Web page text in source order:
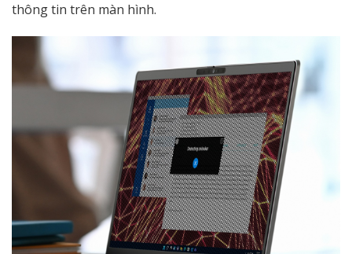
thông tin trên màn hình.